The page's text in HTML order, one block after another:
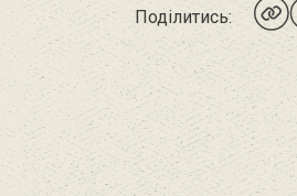
Поділитись: